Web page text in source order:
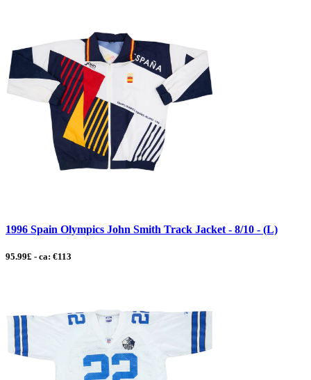
1996 Spain Olympics John Smith Track Jacket - 8/10 - (L)
95.99£ - ca: €113